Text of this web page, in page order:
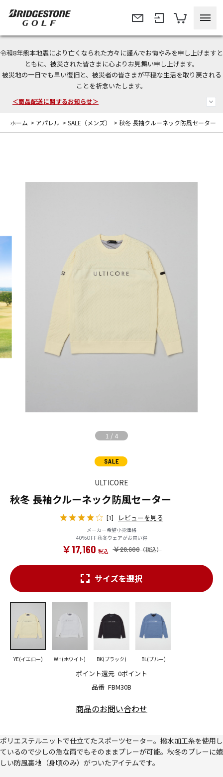
令和8年熊本地震により亡くなられた方々に謹んでお悔やみを申し上げますと
ともに、被災された皆さまに心よりお見舞い申し上げます。
被災地の一日でも早い復旧と、被災者の皆さまが平穏な生活を取り戻される
ことを祈念いたします。
今なら新規会員登録で1,000円OFFクーポンプレゼント！
＜商品配送に関するお知らせ＞
＜夏季休暇中のご注文・発送・お問い合わせ＞
ホーム > アパレル > SALE（メンズ） > 秋冬 長袖クルーネック防風セーター
1 / 4
ULTICORE
秋冬 長袖クルーネック防風セーター
[1] レビューを見る
メーカー希望小売価格
40%OFF 秋冬ウェアがお買い得
￥28,600
￥17,160
品番 FBM30B
ポイント還元 0ポイント
サイズを選択
YE(イエロー) WH(ホワイト) BK(ブラック) BL(ブルー)
商品のお問い合わせ
ポリエステルニットで仕立てたスポーツセーター。撥水加工糸を使用し
ているので少しの急な雨でもそのままプレーが可能。秋冬のプレーに嬉
しい防風裏地（身頃のみ）がついたアイテムです。